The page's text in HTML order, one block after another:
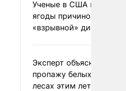
Ученые в США назвали
ягоды причиной
«взрывной» диареи
Эксперт объяснил
пропажу белых грибов
лесах этим летом